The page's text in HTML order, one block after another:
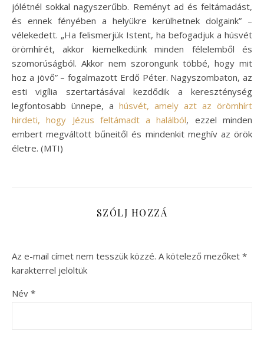
jólétnél sokkal nagyszerűbb. Reményt ad és feltámadást,
és ennek fényében a helyükre kerülhetnek dolgaink” –
vélekedett. „Ha felismerjük Istent, ha befogadjuk a húsvét
örömhírét, akkor kiemelkedünk minden félelemből és
szomorúságból. Akkor nem szorongunk többé, hogy mit
hoz a jövő” – fogalmazott Erdő Péter. Nagyszombaton, az
esti vigília szertartásával kezdődik a kereszténység
legfontosabb ünnepe, a húsvét, amely azt az örömhírt
hirdeti, hogy Jézus feltámadt a halálból, ezzel minden
embert megváltott bűneitől és mindenkit meghív az örök
életre. (MTI)
SZÓLJ HOZZÁ
Az e-mail címet nem tesszük közzé. A kötelező mezőket *
karakterrel jelöltük
Név *